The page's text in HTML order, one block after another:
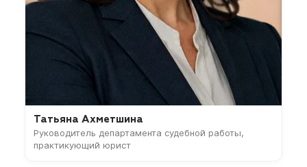
Татьяна Ахметшина
Руководитель департамента судебной работы,
практикующий юрист